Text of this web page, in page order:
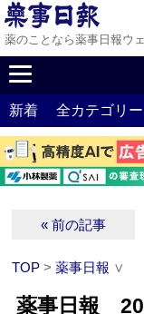
薬のことなら薬事日報ウ
新着 全カテゴリー
« 前の記事
TOP >薬事日報 ∨
薬事日報